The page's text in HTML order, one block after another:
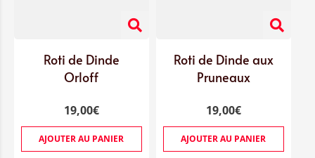
Roti de Dinde
Orloff
19,00€
AJOUTER AU PANIER
Roti de Dinde aux
Pruneaux
19,00€
AJOUTER AU PANIER